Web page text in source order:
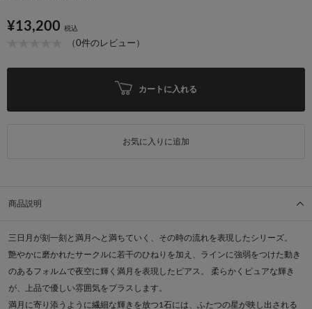
¥13,200 税込
（0件のレビュー）
カートに入れる
お気に入りに追加
商品説明
三日月が刻一刻と満月へと満ちていく、その時の流れを表現したシリーズ。
艶やかに磨かれたサークルに若干のひねりを加え、ラインに強弱をつけた動き
のあるフォルムで夜空に輝く満月を表現したピアス。 柔らかくピュアな輝き
が、上品で優しい雰囲気をプラスします。
満月に寄り添うように繊細な輝きを放つ1石には、ふたつの星が映し出される